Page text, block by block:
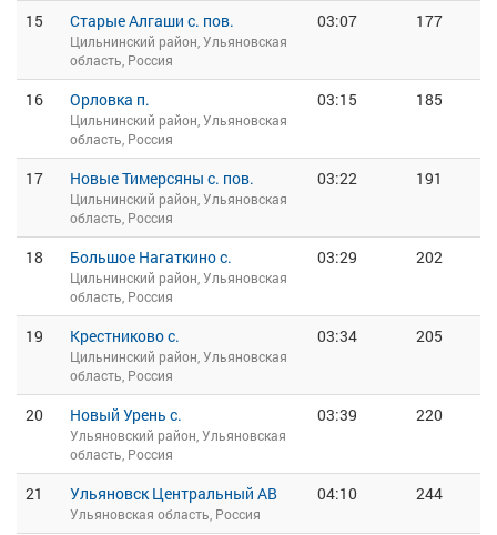
15 Старые Алгаши с. пов.
Цильнинский район, Ульяновская
область, Россия
03:07 177
16 Орловка п.
Цильнинский район, Ульяновская
область, Россия
03:15 185
17 Новые Тимерсяны с. пов.
Цильнинский район, Ульяновская
область, Россия
03:22 191
18 Большое Нагаткино с.
Цильнинский район, Ульяновская
область, Россия
03:29 202
19 Крестниково с.
Цильнинский район, Ульяновская
область, Россия
03:34 205
20 Новый Урень с.
Ульяновский район, Ульяновская
область, Россия
03:39 220
21 Ульяновск Центральный АВ
Ульяновская область, Россия
04:10 244